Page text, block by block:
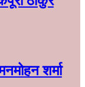
शर्मा